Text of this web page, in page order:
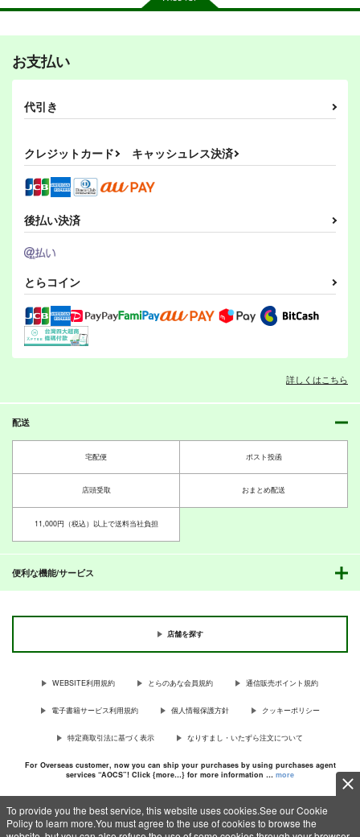
To provide you the best service, this website uses cookies.See our Cookie
Policy to learn more.You must agree to the use of cookies to browse the
その後のDB真15巻
専売 1,210円（税込）
孫悟空
孫悟飯
サンプル
カート
ひらいて
専売 550円（税込）
レコレータ
PI-21
専売 330円（税込）
PI-20
ぱるくす
330円（税込）
THE IDOLM@STER MILLION LIVE!
北沢志保
最上静香
田中琴葉
ぱるくす
330円（税込）
北沢志保
最上静香
330円（税込）
七尾百合子×望月杏奈
ぱるくす
専売 330円（税込）
PI-16
ぱるくす
専売 330円（税込）
PI-15
ぱるくす
専売 330円（税込）
お支払い
代引き
クレジットカード キャッシュレス決済
後払い決済
とらコイン
詳しくはこちら
配送
宅配便 ポスト投函
店頭受取 おまとめ配送
11,000円（税込）以上で送料当社負担
便利な機能/サービス
店舗を探す
WEBSITE利用規約 とらのあな会員規約 通信販売ポイント規約
電子書籍サービス利用規約 個人情報保護方針 クッキーポリシー
特定商取引法に基づく表示 なりすまし・いたずら注文について
For Overseas customer, now you can ship your purchases by using purchases agent
services “AOCS”! Click {more…} for more information … more
c TORANOANA Inc, All Rights Reserved.